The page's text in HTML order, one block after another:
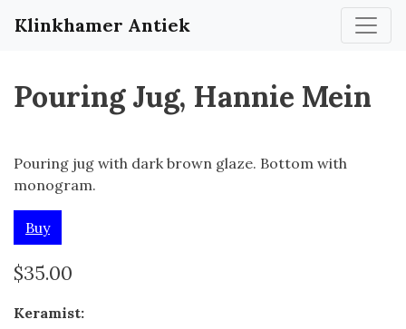
Klinkhamer Antiek
Pouring Jug, Hannie Mein
Pouring jug with dark brown glaze. Bottom with
monogram.
Buy
$35.00
Keramist: